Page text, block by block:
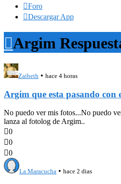
Foro
Descargar App
Argim
Zaibeth • hace 4 horas
Argim que esta pasando con
No puedo ver mis fotos...No puedo
lanza al fotolog de Argim..
0
0
0
La Maracucha • hace 2 dias